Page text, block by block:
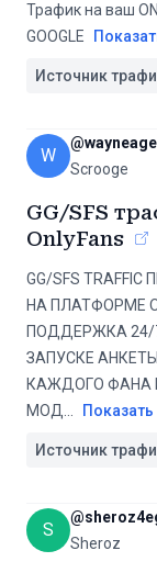
Трафик на ваш
GOOGLE
Источник
W
@
Scrooge
GG/SFS
OnlyFans
GG/SFS
НА ПЛАТФОРМЕ
ПОДДЕРЖКА 24/
ЗАПУСКЕ
КАЖДОГО ФАНА
МОД
Источник
S
@
Sheroz